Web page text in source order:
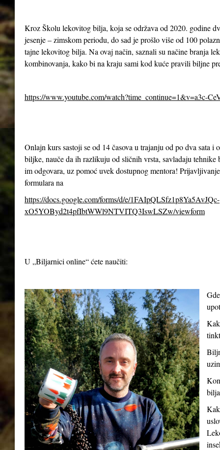
Kroz Školu lekovitog bilja, koja se održava od 2020. godine
jesenje – zimskom periodu, do sad je prošlo više od 100
tajne lekovitog bilja. Na ovaj način, saznali su načine branja
kombinovanja, kako bi na kraju sami kod kuće pravili biljne
https://www.youtube.com/watch?time_continue=1&v=a3c-
Onlajn kurs sastoji se od 14 časova u trajanju od po dva sata
biljke, nauče da ih razlikuju od sličnih vrsta, savladaju
im odgovara, uz pomoć uvek dostupnog mentora!
formulara na
https://docs.google.com/forms/d/e/1FAIpQLSfz1p8Ya5AvJQc-
xO5YOByd2t4pfIbtWWl9NTVITQ3IswLSZw/viewform
U „Biljarnici online“ ćete naučiti: